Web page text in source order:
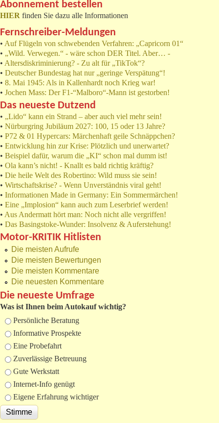
Abonnement bestellen
HIER finden Sie dazu alle Informationen
Fernschreiber-Meldungen
• Auf Flügeln von schwebenden Verfahren: „Capricorn 01“
• „Wild. Verwegen.“ - wäre schon DER Titel. Aber… -
• Altersdiskriminierung? - Zu alt für „TikTok“?
• Deutscher Bundestag hat nur „geringe Verspätung“!
• 8. Mai 1945: Als in Kallenhardt noch Krieg war!
• Jochen Mass: Der F1-“Malboro“-Mann ist gestorben!
Das neueste Dutzend
• „Lido“ kann ein Strand – aber auch viel mehr sein!
• Nürburgring Jubiläum 2027: 100, 15 oder 13 Jahre?
• P72 & 01 Hypercars: Märchenhaft geile Schnäppchen?
• Entwicklung hin zur Krise: Plötzlich und unerwartet?
• Beispiel dafür, warum die „KI“ schon mal dumm ist!
• Ola kann’s nicht! - Knallt es bald richtig kräftig?
• Die heile Welt des Robertino: Wild muss sie sein!
• Wirtschaftskrise? - Wenn Unverständnis viral geht!
• Informationen Made in Germany: Ein Sommermärchen!
• Eine „Implosion“ kann auch zum Leserbrief werden!
• Aus Andermatt hört man: Noch nicht alle vergriffen!
• Das Basingstoke-Wunder: Insolvenz & Auferstehung!
Motor-KRITIK Hitlisten
Die meisten Aufrufe
Die meisten Bewertungen
Die meisten Kommentare
Die neuesten Kommentare
Die neueste Umfrage
Was ist Ihnen beim Autokauf wichtig?
Auswahlmöglichkeiten
Persönliche Beratung
Informative Prospekte
Eine Probefahrt
Zuverlässige Betreuung
Gute Werkstatt
Internet-Info genügt
Eigene Erfahrung wichtiger